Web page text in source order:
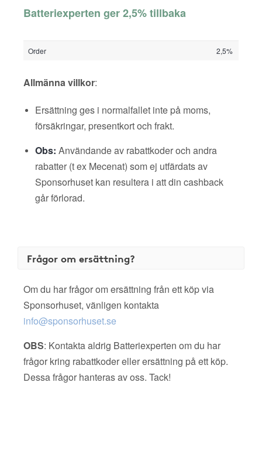
Batteriexperten ger 2,5% tillbaka
Order 2,5%
Allmänna villkor:
Ersättning ges i normalfallet inte på moms,
försäkringar, presentkort och frakt.
Obs: Användande av rabattkoder och andra
rabatter (t ex Mecenat) som ej utfärdats av
Sponsorhuset kan resultera i att din cashback
går förlorad.
Frågor om ersättning?
Om du har frågor om ersättning från ett köp via
Sponsorhuset, vänligen kontakta
info@sponsorhuset.se
OBS: Kontakta aldrig Batteriexperten om du har
frågor kring rabattkoder eller ersättning på ett köp.
Dessa frågor hanteras av oss. Tack!